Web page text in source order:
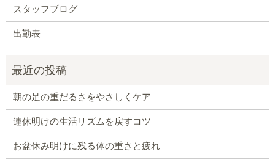
スタッフブログ
出勤表
朝の足の重だるさをやさしくケア
連休明けの生活リズムを戻すコツ
お盆休み明けに残る体の重さと疲れ